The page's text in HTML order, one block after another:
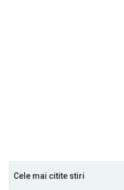
Cele mai citite stiri